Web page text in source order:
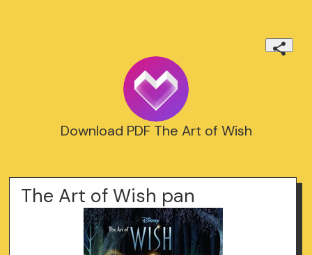
Download PDF The Art of Wish
The Art of Wish pan